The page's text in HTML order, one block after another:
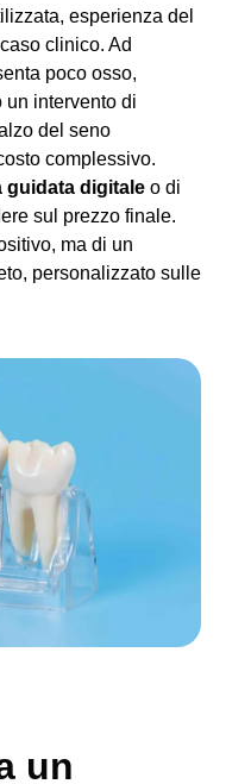
esperienza del
clinico. Ad
poco osso,
un intervento di
del seno
complessivo.
guidata digitale o di
sul prezzo finale.
ma di un
personalizzato sulle
un